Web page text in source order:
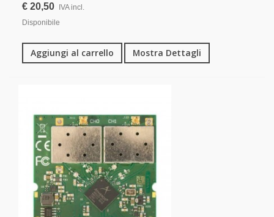
€ 20,50 IVA incl.
Disponibile
Aggiungi al carrello Mostra Dettagli